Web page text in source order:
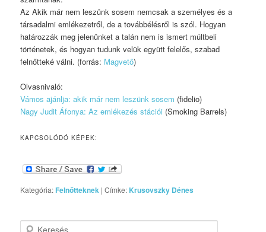
Az Akik már nem leszünk sosem nemcsak a személyes és a
társadalmi emlékezetről, de a továbbélésről is szól. Hogyan
határozzák meg jelenünket a talán nem is ismert múltbeli
történetek, és hogyan tudunk velük együtt felelős, szabad
felnőtteké válni. (forrás: Magvető)
Olvasnivaló:
Vámos ajánlja: akik már nem leszünk sosem (fidelio)
Nagy Judit Áfonya: Az emlékezés stációi (Smoking Barrels)
KAPCSOLÓDÓ KÉPEK:
Kategória: Felnőtteknek |Címke: Krusovszky Dénes
Keresés